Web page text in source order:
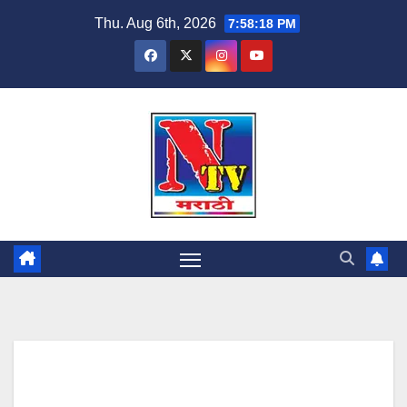
Thu. Aug 6th, 2026 7:58:19 PM